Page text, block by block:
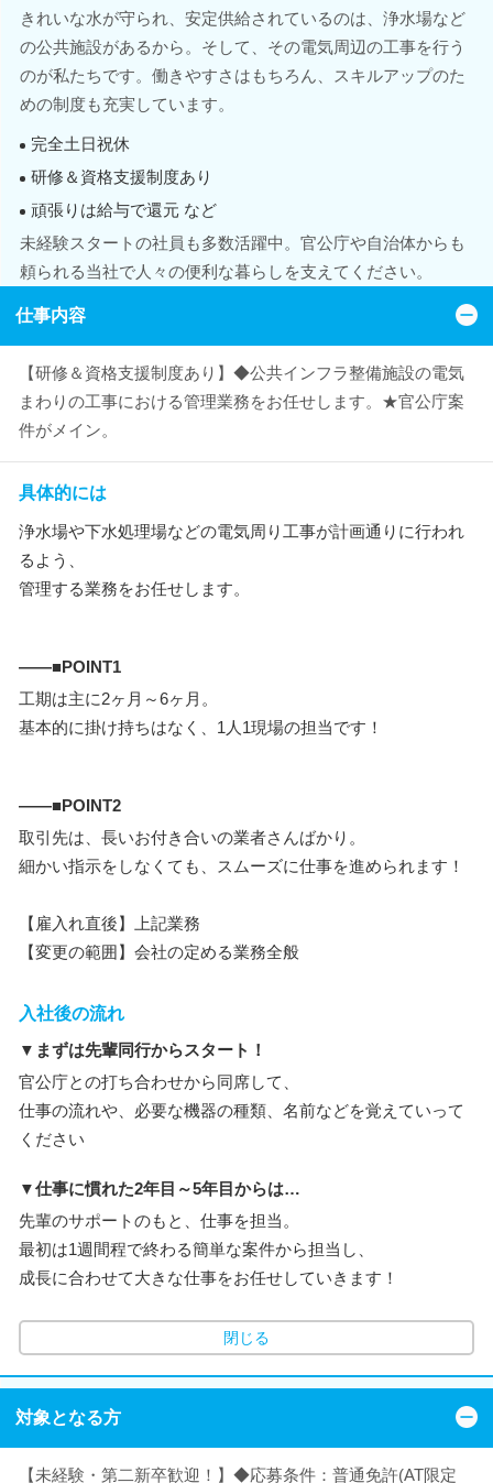
きれいな水が守られ、安定供給されているのは、浄水場など
の公共施設があるから。そして、その電気周辺の工事を行う
のが私たちです。働きやすさはもちろん、スキルアップのた
めの制度も充実しています。
完全土日祝休
研修＆資格支援制度あり
頑張りは給与で還元 など
未経験スタートの社員も多数活躍中。官公庁や自治体からも
頼られる当社で人々の便利な暮らしを支えてください。
仕事内容
【研修＆資格支援制度あり】◆公共インフラ整備施設の電気
まわりの工事における管理業務をお任せします。★官公庁案
件がメイン。
具体的には
浄水場や下水処理場などの電気周り工事が計画通りに行われ
るよう、
管理する業務をお任せします。
――■POINT1
工期は主に2ヶ月～6ヶ月。
基本的に掛け持ちはなく、1人1現場の担当です！
――■POINT2
取引先は、長いお付き合いの業者さんばかり。
細かい指示をしなくても、スムーズに仕事を進められます！
【雇入れ直後】上記業務
【変更の範囲】会社の定める業務全般
入社後の流れ
▼まずは先輩同行からスタート！
官公庁との打ち合わせから同席して、
仕事の流れや、必要な機器の種類、名前などを覚えていって
ください
▼仕事に慣れた2年目～5年目からは…
先輩のサポートのもと、仕事を担当。
最初は1週間程で終わる簡単な案件から担当し、
成長に合わせて大きな仕事をお任せしていきます！
閉じる
対象となる方
【未経験・第二新卒歓迎！】◆応募条件：普通免許(AT限定